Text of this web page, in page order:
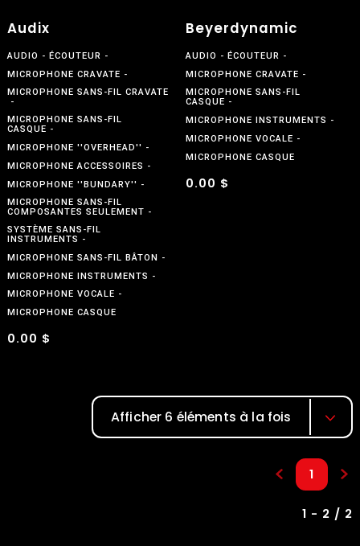
Audix
AUDIO
ÉCOUTEUR
MICROPHONE CRAVATE
MICROPHONE SANS-FIL CRAVATE
MICROPHONE SANS-FIL
CASQUE
MICROPHONE ''OVERHEAD''
MICROPHONE ACCESSOIRES
MICROPHONE ''BUNDARY''
MICROPHONE SANS-FIL
COMPOSANTES SEULEMENT
SYSTÈME SANS-FIL
INSTRUMENTS
MICROPHONE SANS-FIL BÂTON
MICROPHONE INSTRUMENTS
MICROPHONE VOCALE
MICROPHONE CASQUE
0.00 $
Beyerdynamic
AUDIO
ÉCOUTEUR
MICROPHONE CRAVATE
MICROPHONE SANS-FIL
CASQUE
MICROPHONE INSTRUMENTS
MICROPHONE VOCALE
MICROPHONE CASQUE
0.00 $
Afficher 6 éléments à la fois
1
1 - 2 / 2